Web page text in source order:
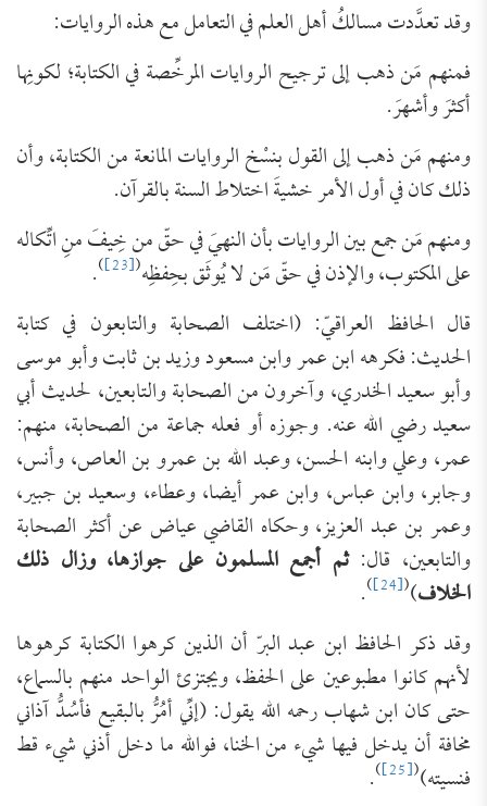
وقد تعدَّدت مسالكُ أهل العلم في التعامل مع هذه الروايات:
فمنهم مَن ذهب إلى ترجيح الروايات المرخِّصة في الكتابة؛ لكونِها
أكثرَ وأشهرَ.
ومنهم مَن ذهب إلى القول بنسْخ الروايات المانعة من الكتابة، وأن
ذلك كان في أول الأمر خشيةَ اختلاط السنة بالقرآن.
ومنهم مَن جمع بين الروايات بأن النهيَ في حقّ من خِيفَ منِ اتِّكاله
على المكتوب، والإذن في حقّ مَن لا يُوثَق بحِفظِه(
[23]
)
.
قال الحافظ العراقيّ: (‌‌اختلف الصحابة والتابعون في كتابة
الحديث: فكرهه ابن عمر وابن مسعود وزيد بن ثابت وأبو موسى
وأبو سعيد الخدري، وآخرون من الصحابة والتابعين، لحديث أبي
سعيد رضي الله عنه. وجوزه أو فعله جماعة من الصحابة، منهم:
عمر، وعلي وابنه الحسن، وعبد الله بن عمرو بن العاص، وأنس،
وجابر، وابن عباس، وابن عمر أيضا، وعطاء، وسعيد بن جبير،
وعمر بن عبد العزيز، وحكاه القاضي عياض عن أكثر الصحابة
والتابعين، قال:ثم أجمع المسلمون على جوازها، وزال ذلك
الخلاف)
(
[24]
)
.
وقد ذكر الحافظ ابن عبد البرّ أن الذين كرهوا الكتابة كرهوها
لأنهم كانوا مطبوعين على الحفظ، ويجتزئ الواحد منهم بالسماع،
حتى كان ابن شهاب رحمه الله يقول: (إنِّي أمُرُّ بالبقيع فأسُدُّ آذاني
مخافة أن يدخل فيها شيء من الخنا، فوالله ما دخل أذني شيء قط
فنسيته)(
[25]
)
.